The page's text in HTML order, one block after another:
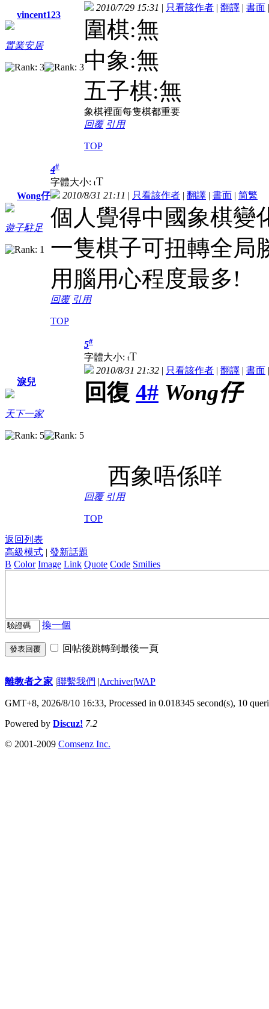
vincent123
置業安居
2010/7/29 15:31 | 只看該作者 | 翻譯 | 書面
圍棋:無
中象:無
五子棋:無
象棋裡面每隻棋都重要
回覆 引用
TOP
Wong仔
遊子駐足
4#
字體大小: tT
2010/8/31 21:11 | 只看該作者 | 翻譯 | 書面 | 简繁
個人覺得中國象棋變
一隻棋子可扭轉全局
用腦用心程度最多!
回覆 引用
TOP
淚兒
天下一家
5#
字體大小: tT
2010/8/31 21:32 | 只看該作者 | 翻譯 | 書面
回復 4# Wong仔
西象唔係咩
回覆 引用
TOP
返回列表
高級模式 | 發新話題
B Color Image Link Quote Code Smilies
換一個
發表回覆 回帖後跳轉到最後一頁
離教者之家 |聯繫我們 |Archiver|WAP
GMT+8, 2026/8/10 16:33, Processed in 0.018345 second(s), 10
Powered by Discuz! 7.2
© 2001-2009 Comsenz Inc.